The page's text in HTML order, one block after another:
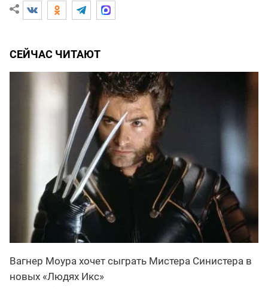
СЕЙЧАС ЧИТАЮТ
Вагнер Моура хочет сыграть Мистера Синистера в
новых «Людях Икс»